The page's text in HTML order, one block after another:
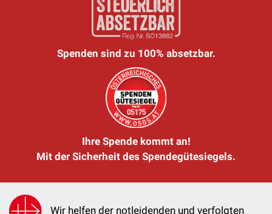
Spenden sind zu 100% absetzbar.
Ihre Spende kommt an!
Mit der Sicherheit des Spendegütesiegels.
Wir helfen der notleidenden und verfolgten